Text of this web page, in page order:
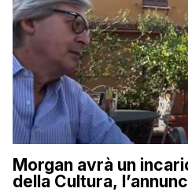
Morgan avrà un
della Cultura,